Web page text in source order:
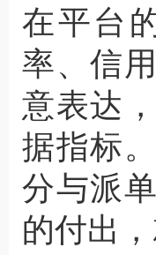
在平台
率、信
意表达
据指标
分与派
的付出